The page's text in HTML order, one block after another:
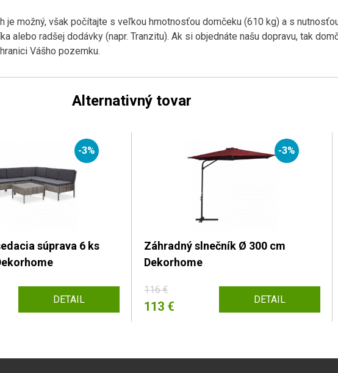
je možný, však počítajte s veľkou hmotnosťou domčeku (610 kg) a s
alebo radšej dodávky (napr. Tranzitu). Ak si objednáte našu dopravu, tak
Vášho pozemku.
Alternativný tovar
-3%
súprava 6 ks
DETAIL
-3%
Záhradný slnečník Ø 300 cm
Dekorhome
116 €
113 € DETAIL